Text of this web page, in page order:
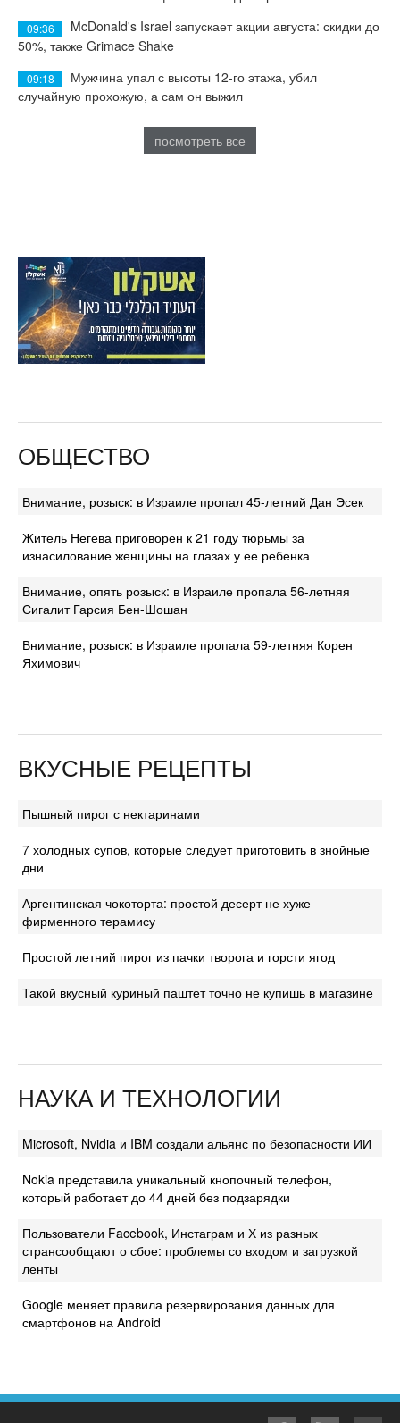
09:36
McDonald's Israel запускает акции августа: скидки до
50%, также Grimace Shake
09:18
Мужчина упал с высоты 12-го этажа, убил
случайную прохожую, а сам он выжил
посмотреть все
ОБЩЕСТВО
Внимание, розыск: в Израиле пропал 45-летний Дан Эсек
Житель Негева приговорен к 21 году тюрьмы за
изнасилование женщины на глазах у ее ребенка
Внимание, опять розыск: в Израиле пропала 56-летняя
Сигалит Гарсия Бен-Шошан
Внимание, розыск: в Израиле пропала 59-летняя Корен
Яхимович
ВКУСНЫЕ РЕЦЕПТЫ
Пышный пирог с нектаринами
7 холодных супов, которые следует приготовить в знойные
дни
Аргентинская чокоторта: простой десерт не хуже
фирменного терамису
Простой летний пирог из пачки творога и горсти ягод
Такой вкусный куриный паштет точно не купишь в магазине
НАУКА И ТЕХНОЛОГИИ
Microsoft, Nvidia и IBM создали альянс по безопасности ИИ
Nokia представила уникальный кнопочный телефон,
который работает до 44 дней без подзарядки
Пользователи Facebook, Инстаграм и Х из разных
странсообщают о сбое: проблемы со входом и загрузкой
ленты
Google меняет правила резервирования данных для
смартфонов на Android